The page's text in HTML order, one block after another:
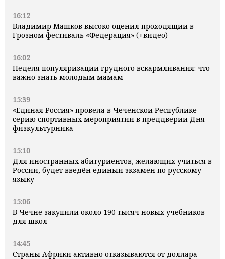
16:12
Владимир Машков высоко оценил проходящий в
Грозном фестиваль «Федерация» (+видео)
16:02
Неделя популяризации грудного вскармливания: что
важно знать молодым мамам
15:39
«Единая Россия» провела в Чеченской Республике
серию спортивных мероприятий в преддверии Дня
физкультурника
15:10
Для иностранных абитуриентов, желающих учиться в
России, будет введён единый экзамен по русскому
языку
15:06
В Чечне закупили около 190 тысяч новых учебников
для школ
14:45
Страны Африки активно отказываются от доллара